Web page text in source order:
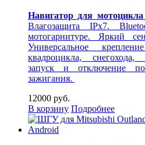
Навигатор для мотоцикла
Влагозащита IPx7.
мотогарнитуре. Яркий
Универсальное
квадроцикла, снегохода,
запуск и отключение
зажигания.
12000 руб.
В корзину Подробнее